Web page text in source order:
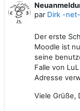
par Dirk -
Nombre de
Der erste
Moodle ist
seine
Falle von
Adresse
Viele Grüße,